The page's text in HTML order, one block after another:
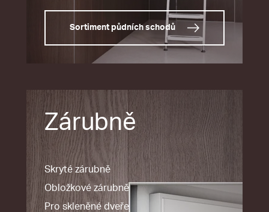
Sortiment půdních schodů
Zárubně
Skryté zárubně
Obložkové zárubně
Pro skleněné dveře